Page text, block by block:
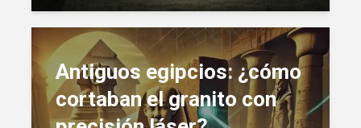
Antiguos egipcios: ¿cómo
cortaban el granito con